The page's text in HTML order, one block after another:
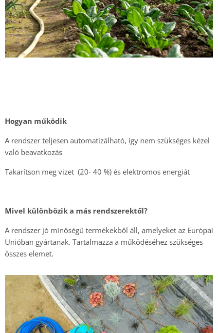
Hogyan működik
A rendszer teljesen automatizálható, így nem szükséges kézel
való beavatkozás
Takarítson meg vizet (20- 40 %) és elektromos energiát
Mivel különbözik a más rendszerektől?
A rendszer jó minőségű termékekből áll, amelyeket az Európai
Unióban gyártanak. Tartalmazza a működéséhez szükséges
összes elemet.